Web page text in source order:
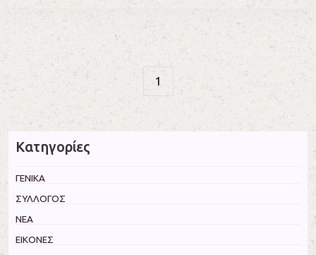
1
Κατηγορίες
ΓΕΝΙΚΑ
ΣΥΛΛΟΓΟΣ
ΝΕΑ
ΕΙΚΟΝΕΣ